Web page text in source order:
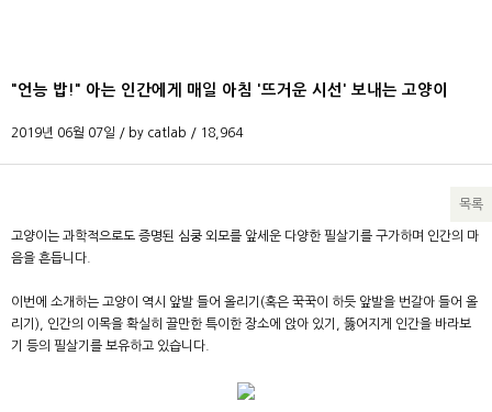
"언능 밥!" 아는 인간에게 매일 아침 '뜨거운 시선' 보내는 고양이
2019년 06월 07일 / by catlab / 18,964
목록
본문
고양이는 과학적으로도 증명된 심쿵 외모를 앞세운 다양한 필살기를 구가하며 인간의 마
음을 흔듭니다.
이번에 소개하는 고양이 역시 앞발 들어 올리기(혹은 꾹꾹이 하듯 앞발을 번갈아 들어 올
리기), 인간의 이목을 확실히 끌만한 특이한 장소에 앉아 있기, 뚫어지게 인간을 바라보
기 등의 필살기를 보유하고 있습니다.